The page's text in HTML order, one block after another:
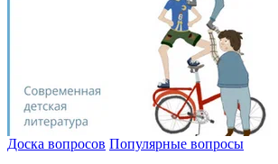
Доска вопросов Популярные вопросы